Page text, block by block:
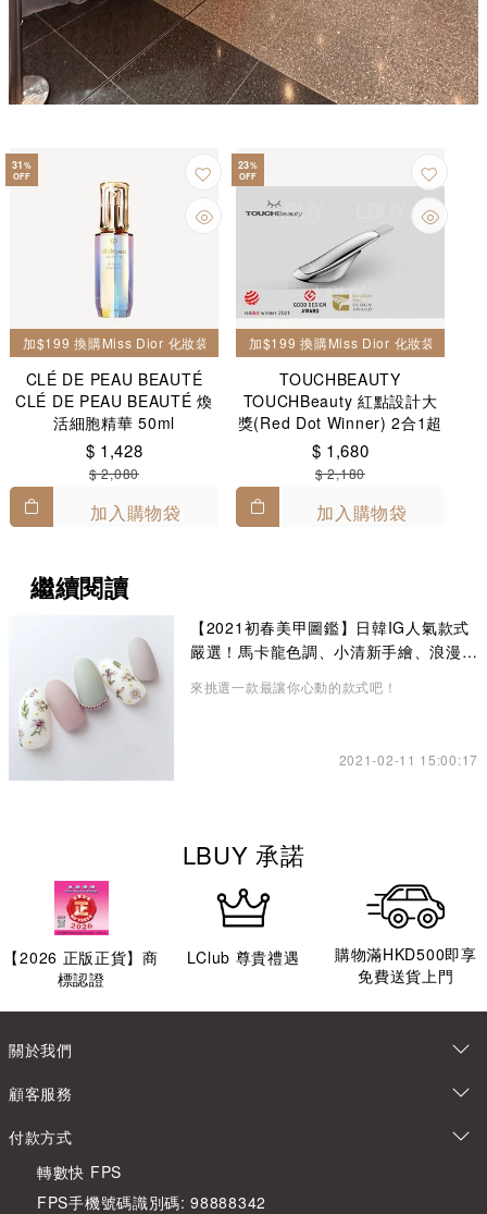
31%
OFF
加$199 換購Miss Dior 化妝袋一個
CLÉ DE PEAU BEAUTÉ
CLÉ DE PEAU BEAUTÉ 煥
活細胞精華 50ml
$ 1,428
$ 2,080
加入購物袋
23%
OFF
加$199 換購Miss Dior 化妝袋一個
TOUCHBEAUTY
TOUCHBeauty 紅點設計大
獎(Red Dot Winner) 2合1超
聲波美容儀
$ 1,680
$ 2,180
加入購物袋
繼續閱讀
【2021初春美甲圖鑑】日韓IG人氣款式
嚴選！馬卡龍色調、小清新手繪、浪漫乾
來挑選一款最讓你心動的款式吧！
2021-02-11 15:00:17
LBUY 承諾
【2026 正版正貨】商
標認證
LClub 尊貴禮遇
購物滿HKD500即享
免費送貨上門
關於我們
顧客服務
付款方式
轉數快 FPS
FPS手機號碼識別碼: 98888342